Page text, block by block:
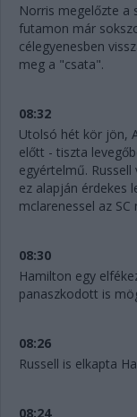
Norris megelőzte a
futamon már
célegyenesben
meg a "csata".
08:32
Utolsó hét kör jön,
előtt - tiszta
egyértelmű.
ez alapján érdekes
mclarenessel az SC
08:30
Hamilton egy
panaszkodott is
08:26
Russell is elkapta
08:24